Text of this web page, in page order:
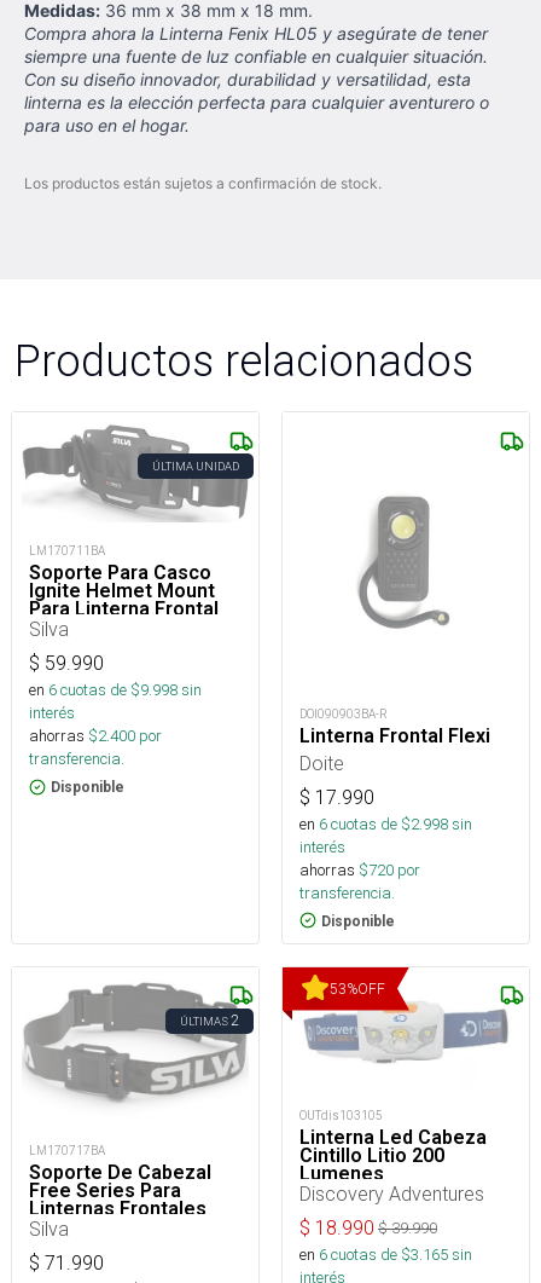
Medidas: 36 mm x 38 mm x 18 mm.
Compra ahora la Linterna Fenix HL05 y asegúrate de tener
siempre una fuente de luz confiable en cualquier situación.
Con su diseño innovador, durabilidad y versatilidad, esta
linterna es la elección perfecta para cualquier aventurero o
para uso en el hogar.
Los productos están sujetos a confirmación de stock.
Productos relacionados
ÚLTIMA UNIDAD
LM170711BA
Soporte Para Casco
Ignite Helmet Mount
Para Linterna Frontal
Silva
$ 59.990
en 6cuotas de $9.998sin
interés
ahorras $2.400 por
transferencia.
Disponible
DOI090903BA-R
Linterna Frontal Flexi
Doite
$ 17.990
en 6cuotas de $2.998sin
interés
ahorras $720 por
transferencia.
Disponible
ÚLTIMAS2
LM170717BA
Soporte De Cabezal
Free Series Para
Linternas Frontales
Silva
$ 71.990
53%OFF
OUTdis103105
Linterna Led Cabeza
Cintillo Litio 200
Lumenes
Discovery Adventures
$ 18.990 $39.990
en 6cuotas de $3.165sin
interés